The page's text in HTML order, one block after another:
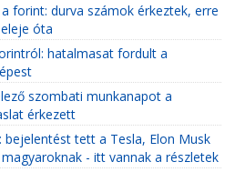
forint: durva számok érkeztek, erre
óta
hatalmasat fordult a
szombati munkanapot a
érkezett
bejelentést tett a Tesla, Elon Musk
- itt vannak a részletek